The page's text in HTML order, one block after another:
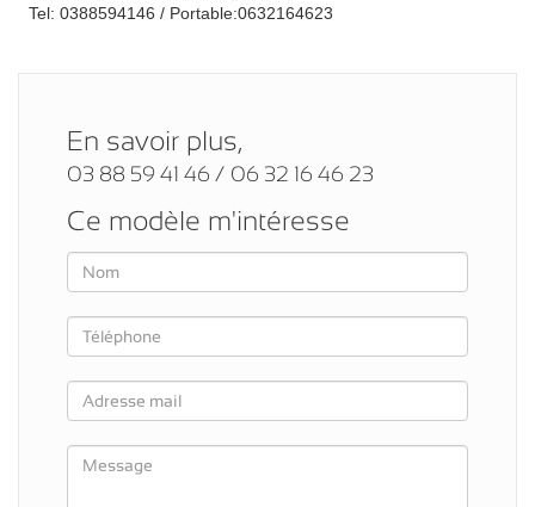
Tel: 0388594146 / Portable:0632164623
En savoir plus,
03 88 59 41 46 / 06 32 16 46 23
Ce modèle m'intéresse